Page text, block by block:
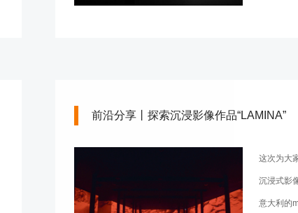
前沿分享丨探索沉浸影像作品“LAMINA”
这次为大
沉浸式影
意大利的